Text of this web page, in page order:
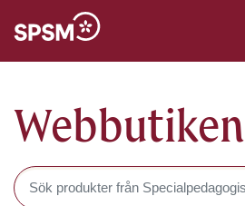
Webbutiken
Sök produkter i Webbutiken